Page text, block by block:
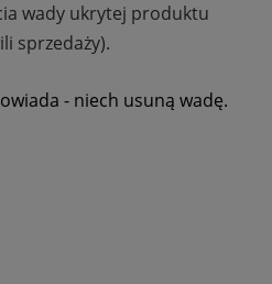
wady ukrytej produktu
sprzedaży).
- niech usuną wadę.